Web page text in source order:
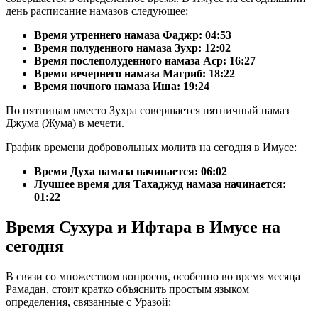
день расписание намазов следующее:
Время утреннего намаза Фаджр: 04:53
Время полуденного намаза Зухр: 12:02
Время послеполуденного намаза Аср: 16:27
Время вечернего намаза Магриб: 18:22
Время ночного намаза Иша: 19:24
По пятницам вместо Зухра совершается пятничный намаз
Джума (Жума) в мечети.
График времени добровольных молитв на сегодня в Имусе:
Время Духа намаза начинается: 06:02
Лучшее время для Тахаджуд намаза начинается:
01:22
Время Сухура и Ифтара в Имусе на
сегодня
В связи со множеством вопросов, особенно во время месяца
Рамадан, стоит кратко объяснить простым языком
определения, связанные с Уразой: